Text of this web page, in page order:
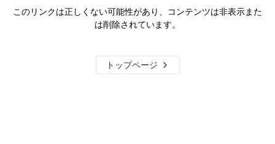
このリンクは正しくない可能性があり、コンテンツは非表示また
は削除されています。
トップページ